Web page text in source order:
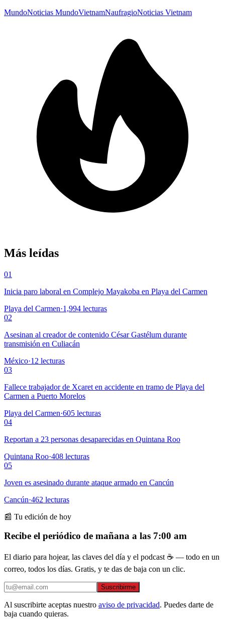
MundoNoticias MundoVietnamNaufragioNoticias Vietnam
Más leídas
01
Inicia paro laboral en Complejo Mayakoba en Playa del Carmen
Playa del Carmen·1,994 lecturas
02
Asesinan al creador de contenido César Gastélum durante
transmisión en Culiacán
México·12 lecturas
03
Fallece trabajador de Xcaret en accidente en tramo de Playa del
Carmen a Puerto Morelos
Playa del Carmen·605 lecturas
04
Reportan a 23 personas desaparecidas en Quintana Roo
Quintana Roo·408 lecturas
05
Joven es asesinado durante ataque armado en Cancún
Cancún·462 lecturas
📰 Tu edición de hoy
Recibe el periódico de mañana a las 7:00 am
El diario para hojear, las claves del día y el podcast ☕ — todo en un
correo, todos los días. Gratis, y te das de baja con un clic.
Suscribirme
Al suscribirte aceptas nuestro aviso de privacidad. Puedes darte de
baja cuando quieras.